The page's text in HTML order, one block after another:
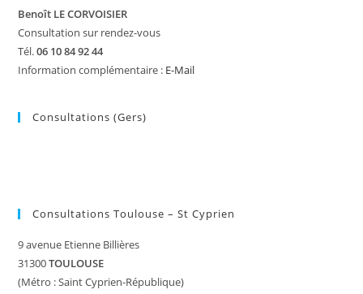
Benoît LE CORVOISIER
Consultation sur rendez-vous
Tél.06 10 84 92 44
Information complémentaire : E-Mail
Consultations (Gers)
Consultations Toulouse – St Cyprien
9 avenue Etienne Billières
31300TOULOUSE
(Métro : Saint Cyprien-République)